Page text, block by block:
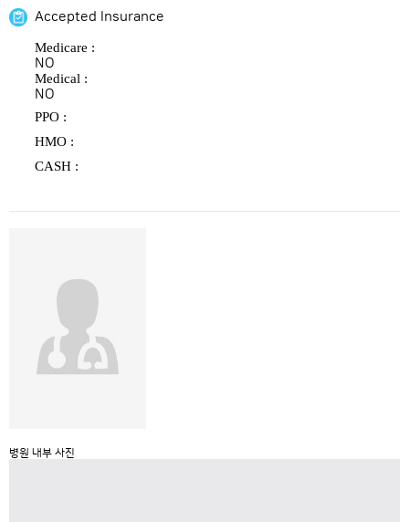
Accepted Insurance
Medicare :
NO
Medical :
NO
PPO :
HMO :
CASH :
병원 내부 사진